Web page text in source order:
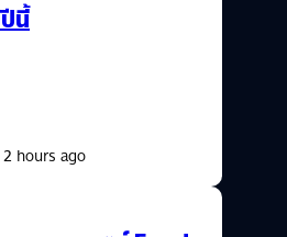
หรัฐ โดยยังมีการประสานกับทีมนัก
อื่นๆที่ยานอวกาศได้ไปจอด เช่น
นี้
hours ago